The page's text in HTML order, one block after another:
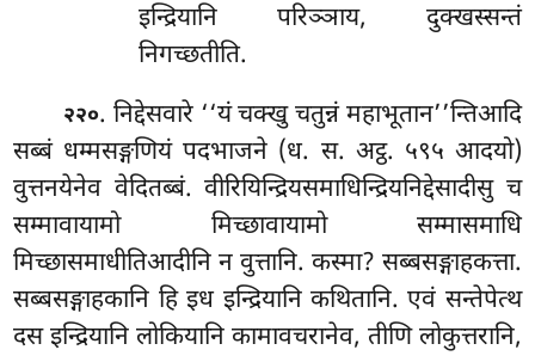
इन्द्रियानि परिञ्ञाय, दुक्खस्सन्तं
निगच्छतीति.
२२०. निद्देसवारे ‘‘यं चक्खु चतुन्नं महाभूतान’’न्तिआदि
सब्बं धम्मसङ्गणियं पदभाजने (ध. स. अट्ठ. ५९५ आदयो)
वुत्तनयेनेव वेदितब्बं. वीरियिन्द्रियसमाधिन्द्रियनिद्देसादीसु च
सम्मावायामो मिच्छावायामो सम्मासमाधि
मिच्छासमाधीतिआदीनि न वुत्तानि. कस्मा? सब्बसङ्गाहकत्ता.
सब्बसङ्गाहकानि हि इध इन्द्रियानि कथितानि. एवं सन्तेपेत्थ
दस इन्द्रियानि लोकियानि कामावचरानेव, तीणि लोकुत्तरानि,